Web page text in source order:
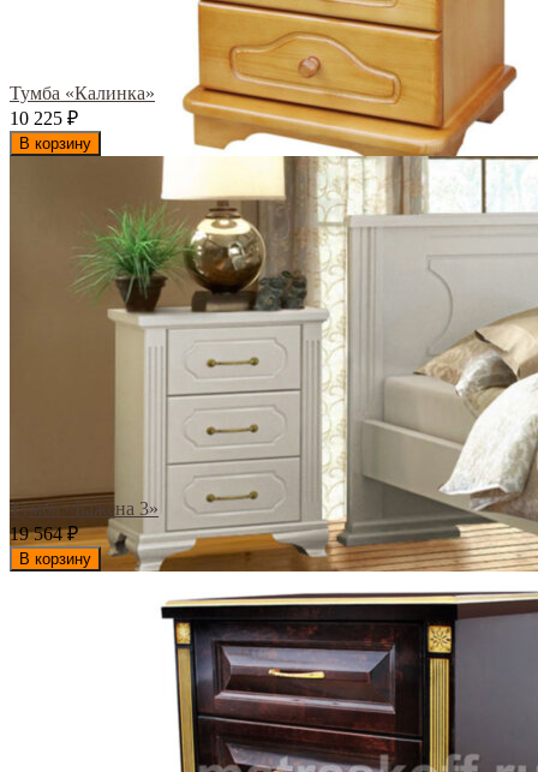
Тумба «Калинка»
10 225 ₽
В корзину
Тумба «Бажена 3»
19 564₽
В корзину